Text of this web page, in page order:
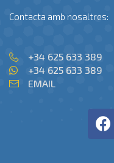
Contacta amb nosaltres:
+34 625 633 389
+34 625 633 389
EMAIL